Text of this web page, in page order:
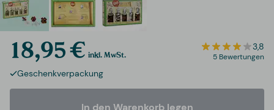
18,95 € inkl. MwSt.
3,8
5 Bewertungen
Geschenkverpackung
In den Warenkorb legen